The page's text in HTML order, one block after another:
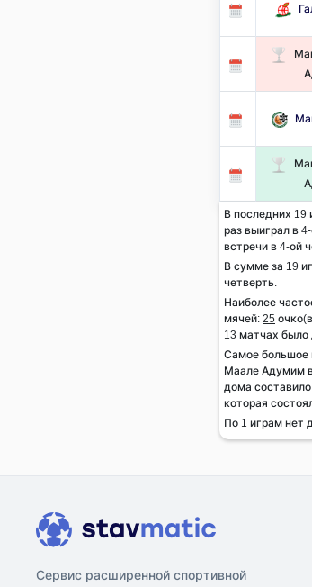
В последних
раз выиграл в
встречи в 4-ой
В сумме за 19
четверть.
Наиболее
мячей: 25
13 матчах было
Самое большое
Маале Адумим в
дома
которая
По 1 играм нет
Сервис расширенной спортивной